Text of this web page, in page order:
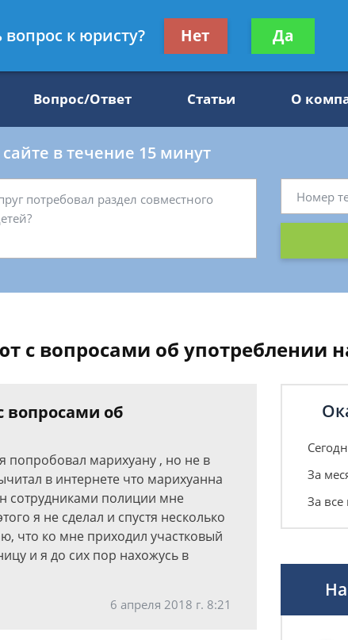
Получите консультацию
бесплатно
Вопрос/Ответ Статьи О
в течение 15 минут
с вопросами об употреблении
вопросами об
попробовал марихуану , но не в
в интернете что марихуанна
сотрудниками полиции мне
я не сделал и спустя несколько
что ко мне приходил участковый
и я до сих пор нахожусь в
6 апреля 2018 г. 8:21
За
За все
вопрос к юристу? Нет Да